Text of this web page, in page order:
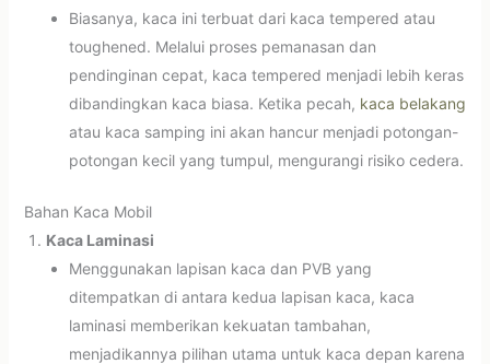
Biasanya, kaca ini terbuat dari kaca tempered atau
toughened. Melalui proses pemanasan dan
pendinginan cepat, kaca tempered menjadi lebih keras
dibandingkan kaca biasa. Ketika pecah, kaca belakang
atau kaca samping ini akan hancur menjadi potongan-
potongan kecil yang tumpul, mengurangi risiko cedera.
Bahan Kaca Mobil
Kaca Laminasi
Menggunakan lapisan kaca dan PVB yang
ditempatkan di antara kedua lapisan kaca, kaca
laminasi memberikan kekuatan tambahan,
menjadikannya pilihan utama untuk kaca depan karena